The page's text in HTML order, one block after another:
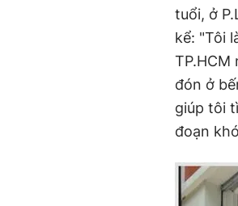
tuổi, ở
kể: "Tôi
đón ở
giúp tôi
đoạn